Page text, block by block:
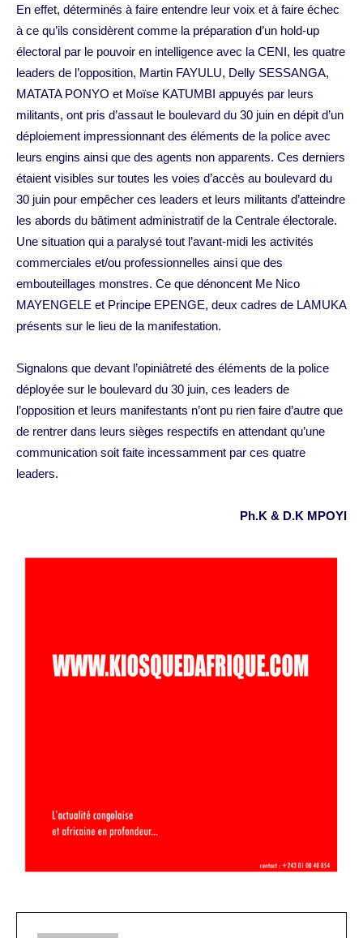
En effet, déterminés à faire entendre leur voix et à faire échec
à ce qu’ils considèrent comme la préparation d’un hold-up
électoral par le pouvoir en intelligence avec la CENI, les quatre
leaders de l’opposition, Martin FAYULU, Delly SESSANGA,
MATATA PONYO et Moïse KATUMBI appuyés par leurs
militants, ont pris d’assaut le boulevard du 30 juin en dépit d’un
déploiement impressionnant des éléments de la police avec
leurs engins ainsi que des agents non apparents. Ces derniers
étaient visibles sur toutes les voies d’accès au boulevard du
30 juin pour empêcher ces leaders et leurs militants d’atteindre
les abords du bâtiment administratif de la Centrale électorale.
Une situation qui a paralysé tout l’avant-midi les activités
commerciales et/ou professionnelles ainsi que des
embouteillages monstres. Ce que dénoncent Me Nico
MAYENGELE et Principe EPENGE, deux cadres de LAMUKA
présents sur le lieu de la manifestation.
Signalons que devant l’opiniâtreté des éléments de la police
déployée sur le boulevard du 30 juin, ces leaders de
l’opposition et leurs manifestants n’ont pu rien faire d’autre que
de rentrer dans leurs sièges respectifs en attendant qu’une
communication soit faite incessamment par ces quatre
leaders.
Ph.K & D.K MPOYI